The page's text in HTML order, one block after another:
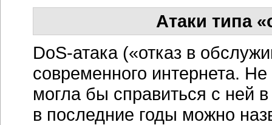
Атаки типа
DoS-атака («отказ в
современного интернета.
могла бы справиться с ней в
в последние годы можно